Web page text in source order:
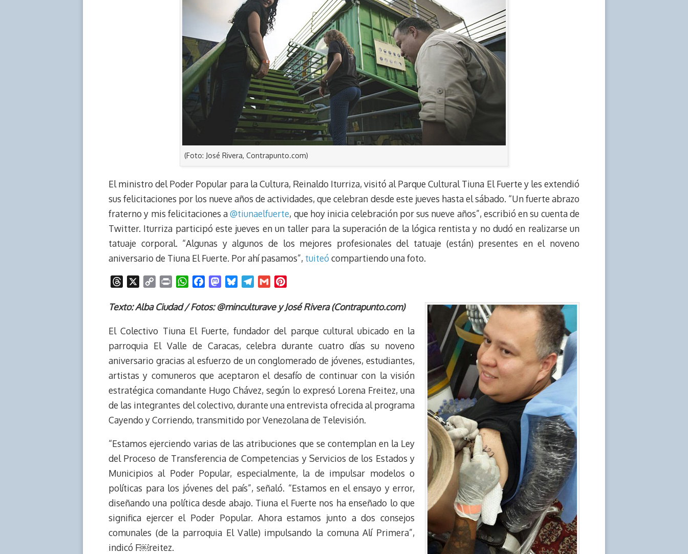
(Foto: José Rivera, Contrapunto.com)
El ministro del Poder Popular para la Cultura, Reinaldo Iturriza, visitó al Parque Cultural Tiuna El Fuerte y les extendió
sus felicitaciones por los nueve años de actividades, que celebran desde este jueves hasta el sábado. “Un fuerte abrazo
fraterno y mis felicitaciones a@tiunaelfuerte, que hoy inicia celebración por sus nueve años”, escribió en su cuenta de
Twitter. Iturriza participó este jueves en un taller para la superación de la lógica rentista y no dudó en realizarse un
tatuaje corporal. “Algunas y algunos de los mejores profesionales del tatuaje (están) presentes en el noveno
aniversario de Tiuna El Fuerte. Por ahí pasamos”, tuiteó compartiendo una foto.
r
a
d
p
L
i
k
i
t
W
a
s
A
p
p
c
b
o
o
k
M
s
o
d
n
u
s
k
y
l
g
r
m
a
n
r
s
t
Texto: Alba Ciudad / Fotos: @minculturave y José Rivera (Contrapunto.com)
El Colectivo Tiuna El Fuerte, fundador del parque cultural ubicado en la
parroquia El Valle de Caracas, celebra durante cuatro días su noveno
aniversario gracias al esfuerzo de un conglomerado de jóvenes, estudiantes,
artistas y comuneros que aceptaron el desafío de continuar con la visión
estratégica comandante Hugo Chávez, según lo expresó Lorena Freitez, una
de las integrantes del colectivo, durante una entrevista ofrecida al programa
Cayendo y Corriendo, transmitido por Venezolana de Televisión.
“Estamos ejerciendo varias de las atribuciones que se contemplan en la Ley
del Proceso de Transferencia de Competencias y Servicios de los Estados y
Municipios al Poder Popular, especialmente, la de impulsar modelos o
políticas para los jóvenes del país”, señaló. “Estamos en el ensayo y error,
diseñando una política desde abajo. Tiuna el Fuerte nos ha enseñado lo que
significa ejercer el Poder Popular. Ahora estamos junto a dos consejos
comunales (de la parroquia El Valle) impulsando la comuna Alí Primera”,
indicó F￼reitez.